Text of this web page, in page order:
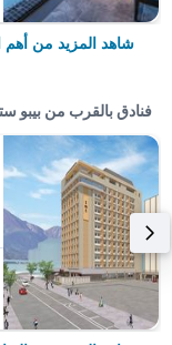
شاهد المزيد من أهم
فنادق بالقرب من بيبو